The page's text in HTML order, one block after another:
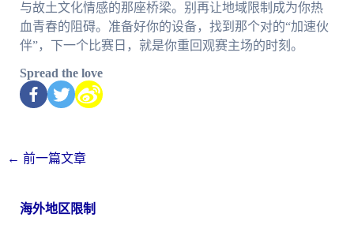
与故土文化情感的那座桥梁。别再让地域限制成为你热
血青春的阻碍。准备好你的设备，找到那个对的“加速伙
伴”，下一个比赛日，就是你重回观赛主场的时刻。
Spread the love
← 前一篇文章
海外地区限制